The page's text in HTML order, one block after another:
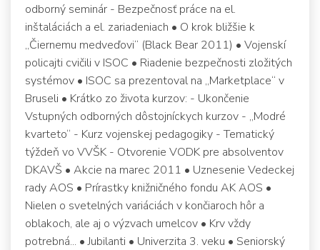
odborný seminár - Bezpečnosť práce na el.
inštaláciách a el. zariadeniach • O krok bližšie k
„Čiernemu medveďovi“ (Black Bear 2011) • Vojenskí
policajti cvičili v ISOC • Riadenie bezpečnosti zložitých
systémov • ISOC sa prezentoval na „Marketplace“ v
Bruseli • Krátko zo života kurzov: - Ukončenie
Vstupných odborných dôstojníckych kurzov - „Modré
kvarteto“ - Kurz vojenskej pedagogiky - Tematický
týždeň vo VVŠK - Otvorenie VODK pre absolventov
DKAVŠ • Akcie na marec 2011 • Uznesenie Vedeckej
rady AOS • Prírastky knižničného fondu AK AOS •
Nielen o svetelných variáciách v končiaroch hôr a
oblakoch, ale aj o výzvach umelcov • Krv vždy
potrebná... • Jubilanti • Univerzita 3. veku • Seniorský